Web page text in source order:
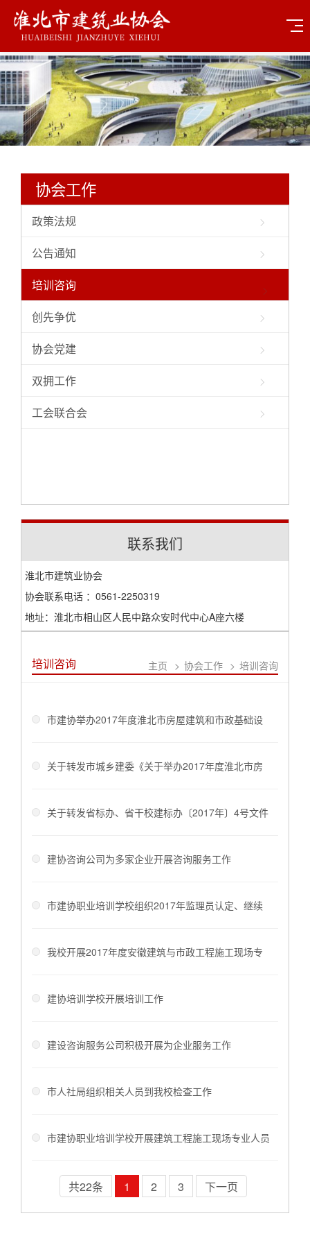
协会工作
政策法规
公告通知
培训咨询
创先争优
协会党建
双拥工作
工会联合会
联系我们
淮北市建筑业协会
协会联系电话 ：0561-2250319
地址：淮北市相山区人民中路众安时代中心A座六楼
培训咨询 主页 > 协会工作 > 培训咨询
市建协举办2017年度淮北市房屋建筑和市政基础设
施工程见证员、取样员上岗证培训考核工作
关于转发市城乡建委《关于举办2017年度淮北市房
屋建筑和市政基础设施工程见证员、取样员上岗证培
训的通知》淮建[2017]166号的通知
关于转发省标办、省干校建标办〔2017年〕4号文件
的通知
建协咨询公司为多家企业开展咨询服务工作
市建协职业培训学校组织2017年监理员认定、继续
教育培训工作
我校开展2017年度安徽建筑与市政工程施工现场专
业人员考务工作
建协培训学校开展培训工作
建设咨询服务公司积极开展为企业服务工作
市人社局组织相关人员到我校检查工作
市建协职业培训学校开展建筑工程施工现场专业人员
培训工作共22条 1 2 3 下一页